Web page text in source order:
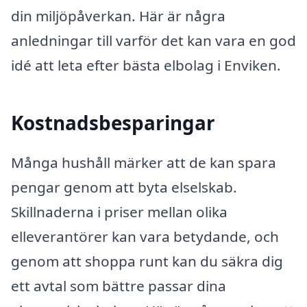
din miljöpåverkan. Här är några
anledningar till varför det kan vara en god
idé att leta efter bästa elbolag i Enviken.
Kostnadsbesparingar
Många hushåll märker att de kan spara
pengar genom att byta elselskab.
Skillnaderna i priser mellan olika
elleverantörer kan vara betydande, och
genom att shoppa runt kan du säkra dig
ett avtal som bättre passar dina